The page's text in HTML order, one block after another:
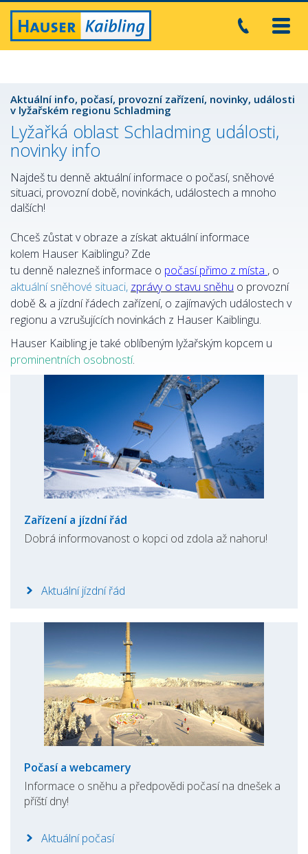
Aktuální info, počasí, provozní zařízení, novinky, události
v lyžařském regionu Schladming
Lyžařká oblast Schladming události,
novinky info
Najdeš tu denně aktuální informace o počasí, sněhové
situaci, provozní době, novinkách, událostech a mnoho
dalších!
Chceš zůstat v obraze a získat aktuální informace
kolem Hauser Kaiblingu? Zde
tu denně nalezneš informace o počasí přimo z místa , o
aktuální sněhové situaci, zprávy o stavu sněhu o provozní
době & a jízdní řádech zařízení, o zajímavých událostech v
regionu a vzrušujících novinkách z Hauser Kaiblingu.
Hauser Kaibling je také oblíbeným lyžařským kopcem u
prominentních osobností.
Zařízení a jízdní řád
Dobrá informovanost o kopci od zdola až nahoru!
Aktuální jízdní řád
Počasí a webcamery
Informace o sněhu a předpovědi počasí na dnešek a
příští dny!
Aktuální počasí